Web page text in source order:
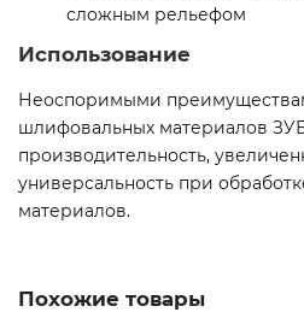
сложным рельефом
Использование
Неоспоримыми
шлифовальных материалов
производительность,
универсальность при
материалов.
Похожие товары